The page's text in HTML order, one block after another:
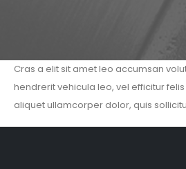
Cras a elit sit amet leo accumsan
hendrerit vehicula leo, vel efficitur
aliquet ullamcorper dolor, quis